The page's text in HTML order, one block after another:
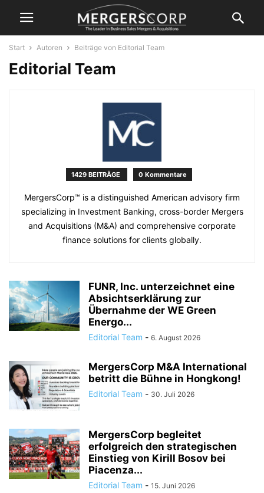
Start Autoren Beiträge von Editorial Team
Editorial Team
1429 BEITRÄGE 0 Kommentare
MergersCorp™ is a distinguished American advisory firm
specializing in Investment Banking, cross-border Mergers
and Acquisitions (M&A) and comprehensive corporate
finance solutions for clients globally.
FUNR, Inc. unterzeichnet eine
Absichtserklärung zur
Übernahme der WE Green
Energo...
Editorial Team - 6. August 2026
MergersCorp M&A International
betritt die Bühne in Hongkong!
Editorial Team - 30. Juli 2026
MergersCorp begleitet
erfolgreich den strategischen
Einstieg von Kirill Bosov bei
Piacenza...
Editorial Team - 15. Juni 2026